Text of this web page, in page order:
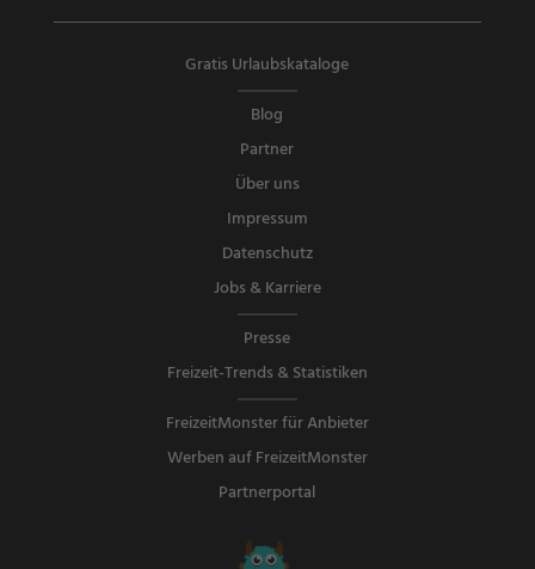
Gratis Urlaubskataloge
Blog
Partner
Über uns
Impressum
Datenschutz
Jobs & Karriere
Presse
Freizeit-Trends & Statistiken
FreizeitMonster für Anbieter
Werben auf FreizeitMonster
Partnerportal